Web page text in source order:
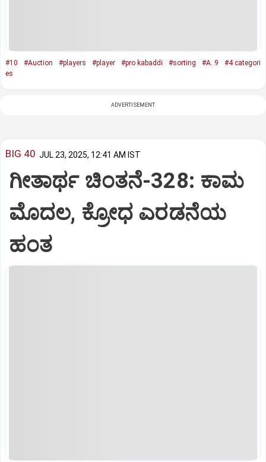
#10 #Auction #players #player #pro kabaddi #sorting #A. 9
#4 categori
es
ADVERTISEMENT
BIG 40 JUL 23, 2025, 12:41 AM IST
ಗೀತಾರ್ಥ ಚಿಂತನೆ-328: ಕಾಮ
ಮೊದಲ, ಕ್ರೋಧ ಎರಡನೆಯ
ಹಂತ